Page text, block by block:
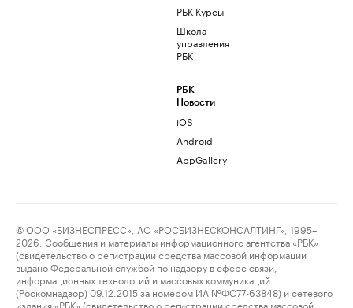
РБК Курсы
Школа
управления
РБК
РБК
Новости
iOS
Android
AppGallery
© ООО «БИЗНЕСПРЕСС», АО «РОСБИЗНЕСКОНСАЛТИНГ», 1995–
2026. Сообщения и материалы информационного агентства «РБК»
(свидетельство о регистрации средства массовой информации
выдано Федеральной службой по надзору в сфере связи,
информационных технологий и массовых коммуникаций
(Роскомнадзор) 09.12.2015 за номером ИА №ФС77-63848) и сетевого
издания «РБК» (свидетельство о регистрации средства массовой